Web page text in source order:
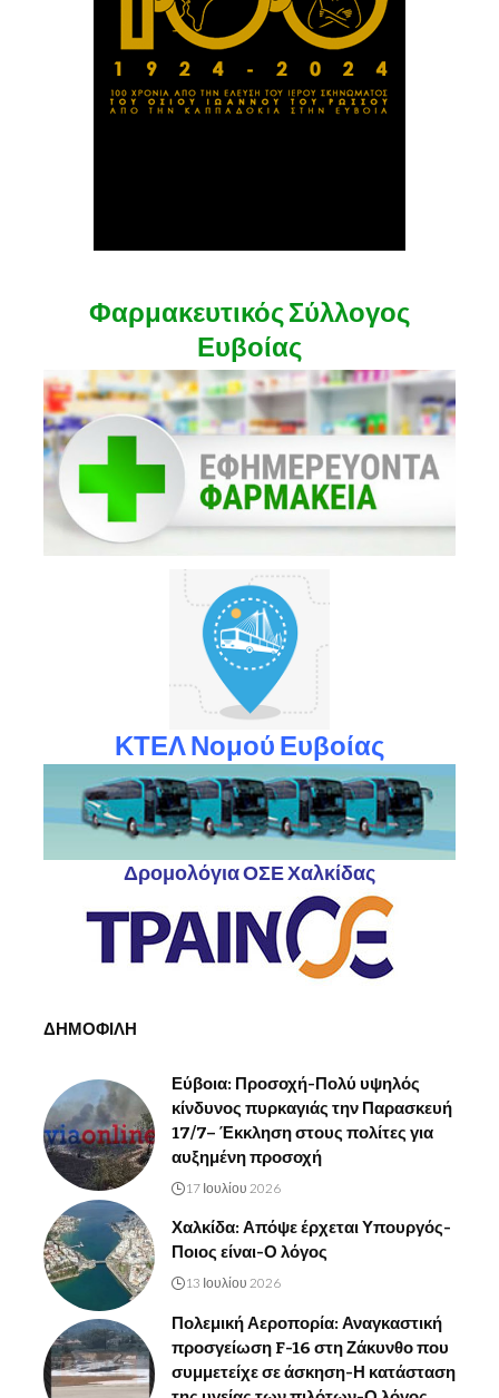
Φαρμακευτικός Σύλλογος
Ευβοίας
ΚΤΕΛ Νομού Ευβοίας
Δρομολόγια ΟΣΕ Χαλκίδας
ΔΗΜΟΦΙΛΗ
Εύβοια: Προσοχή-Πολύ υψηλός
κίνδυνος πυρκαγιάς την Παρασκευή
17/7– Έκκληση στους πολίτες για
αυξημένη προσοχή
17 Ιουλίου 2026
Χαλκίδα: Απόψε έρχεται Υπουργός-
Ποιος είναι-Ο λόγος
13 Ιουλίου 2026
Πολεμική Αεροπορία: Αναγκαστική
προσγείωση F-16 στη Ζάκυνθο που
συμμετείχε σε άσκηση-Η κατάσταση